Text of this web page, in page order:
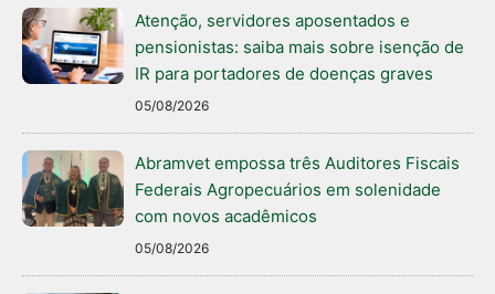
Atenção, servidores aposentados e
pensionistas: saiba mais sobre isenção de
IR para portadores de doenças graves
05/08/2026
Abramvet empossa três Auditores Fiscais
Federais Agropecuários em solenidade
com novos acadêmicos
05/08/2026